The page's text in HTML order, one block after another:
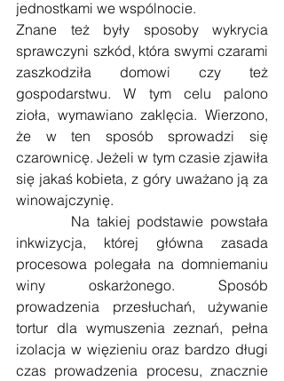
jednostkami we wspólnocie.
Znane też były sposoby wykrycia
sprawczyni szkód, która swymi czarami
zaszkodziła domowi czy też
gospodarstwu. W tym celu palono
zioła, wymawiano zaklęcia. Wierzono,
że w ten sposób sprowadzi się
czarownicę. Jeżeli w tym czasie zjawiła
się jakaś kobieta, z góry uważano ją za
winowajczynię.
inkwizycja, której główna zasada
procesowa polegała na domniemaniu
winy oskarżonego. Sposób
prowadzenia przesłuchań, używanie
tortur dla wymuszenia zeznań, pełna
izolacja w więzieniu oraz bardzo długi
czas prowadzenia procesu, znacznie